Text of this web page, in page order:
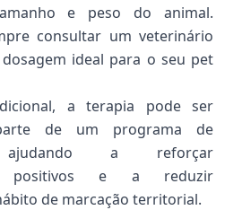
e peso do animal.
consultar um veterinário
ideal para o seu pet
a terapia pode ser
de um programa de
ajudando a reforçar
positivos e a reduzir
de marcação territorial.